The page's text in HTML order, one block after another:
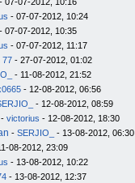
- 07-07-2012, 10:24
- 07-07-2012, 10:35
- 07-07-2012, 11:17
77 - 27-07-2012, 01:02
- 11-08-2012, 21:52
- 12-08-2012, 06:56
- 12-08-2012, 08:59
- victorius - 12-08-2012, 18:30
- SERJIO_ - 13-08-2012, 06:30
08-2012, 23:09
- 13-08-2012, 10:22
- 13-08-2012, 12:37